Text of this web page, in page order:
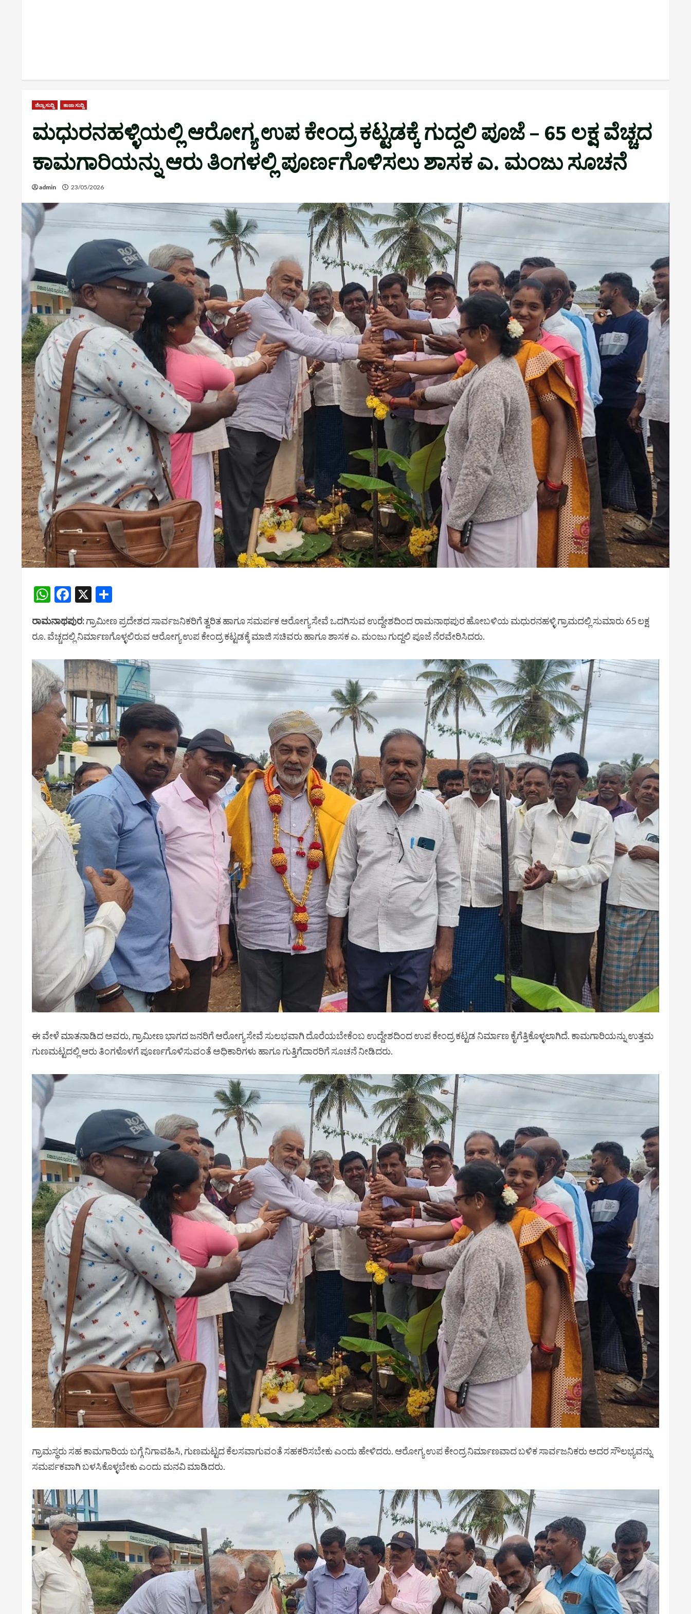
ಜಿಲ್ಲಾ ಸುದ್ದಿ ತಾಜಾ ಸುದ್ದಿ
ಮಧುರನಹಳ್ಳಿಯಲ್ಲಿ ಆರೋಗ್ಯ ಉಪ ಕೇಂದ್ರ ಕಟ್ಟಡಕ್ಕೆ ಗುದ್ದಲಿ ಪೂಜೆ – 65 ಲಕ್ಷ ವೆಚ್ಚದ
ಕಾಮಗಾರಿಯನ್ನು ಆರು ತಿಂಗಳಲ್ಲಿ ಪೂರ್ಣಗೊಳಿಸಲು ಶಾಸಕ ಎ. ಮಂಜು ಸೂಚನೆ
admin 23/05/2026
WhatsApp
Facebook
X
ರಾಮನಾಥಪುರ:ಗ್ರಾಮೀಣ ಪ್ರದೇಶದ ಸಾರ್ವಜನಿಕರಿಗೆ ತ್ವರಿತ ಹಾಗೂ ಸಮರ್ಪಕ ಆರೋಗ್ಯ ಸೇವೆ ಒದಗಿಸುವ ಉದ್ದೇಶದಿಂದ ರಾಮನಾಥಪುರ ಹೋಬಳಿಯ ಮಧುರನಹಳ್ಳಿ ಗ್ರಾಮದಲ್ಲಿ ಸುಮಾರು 65 ಲಕ್ಷ
ರೂ. ವೆಚ್ಚದಲ್ಲಿ ನಿರ್ಮಾಣಗೊಳ್ಳಲಿರುವ ಆರೋಗ್ಯ ಉಪ ಕೇಂದ್ರ ಕಟ್ಟಡಕ್ಕೆ ಮಾಜಿ ಸಚಿವರು ಹಾಗೂ ಶಾಸಕ ಎ. ಮಂಜು ಗುದ್ದಲಿ ಪೂಜೆ ನೆರವೇರಿಸಿದರು.
ಈ ವೇಳೆ ಮಾತನಾಡಿದ ಅವರು, ಗ್ರಾಮೀಣ ಭಾಗದ ಜನರಿಗೆ ಆರೋಗ್ಯ ಸೇವೆ ಸುಲಭವಾಗಿ ದೊರೆಯಬೇಕೆಂಬ ಉದ್ದೇಶದಿಂದ ಉಪ ಕೇಂದ್ರ ಕಟ್ಟಡ ನಿರ್ಮಾಣ ಕೈಗೆತ್ತಿಕೊಳ್ಳಲಾಗಿದೆ. ಕಾಮಗಾರಿಯನ್ನು ಉತ್ತಮ
ಗುಣಮಟ್ಟದಲ್ಲಿ ಆರು ತಿಂಗಳೊಳಗೆ ಪೂರ್ಣಗೊಳಿಸುವಂತೆ ಅಧಿಕಾರಿಗಳು ಹಾಗೂ ಗುತ್ತಿಗೆದಾರರಿಗೆ ಸೂಚನೆ ನೀಡಿದರು.
ಗ್ರಾಮಸ್ಥರು ಸಹ ಕಾಮಗಾರಿಯ ಬಗ್ಗೆ ನಿಗಾವಹಿಸಿ, ಗುಣಮಟ್ಟದ ಕೆಲಸವಾಗುವಂತೆ ಸಹಕರಿಸಬೇಕು ಎಂದು ಹೇಳಿದರು. ಆರೋಗ್ಯ ಉಪ ಕೇಂದ್ರ ನಿರ್ಮಾಣವಾದ ಬಳಿಕ ಸಾರ್ವಜನಿಕರು ಅದರ ಸೌಲಭ್ಯವನ್ನು
ಸಮರ್ಪಕವಾಗಿ ಬಳಸಿಕೊಳ್ಳಬೇಕು ಎಂದು ಮನವಿ ಮಾಡಿದರು.